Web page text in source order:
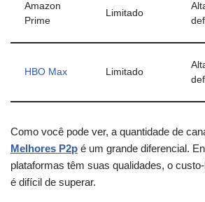
Amazon
Prime
Limitado
HBO Max Limitado
Como você pode ver, a quantidade de
Melhores P2p é um grande diferencial.
plataformas têm suas qualidades, o
é difícil de superar.